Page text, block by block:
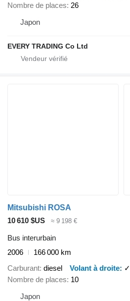
Nombre de places 26
Japon
EVERY TRADING Co Ltd
Mitsubishi ROSA
10 610 $US
≈ 9 198 €
Bus interurbain
2006
166 000 km
Carburant diesel Volant à droite
✓
Nombre de places 10
Japon